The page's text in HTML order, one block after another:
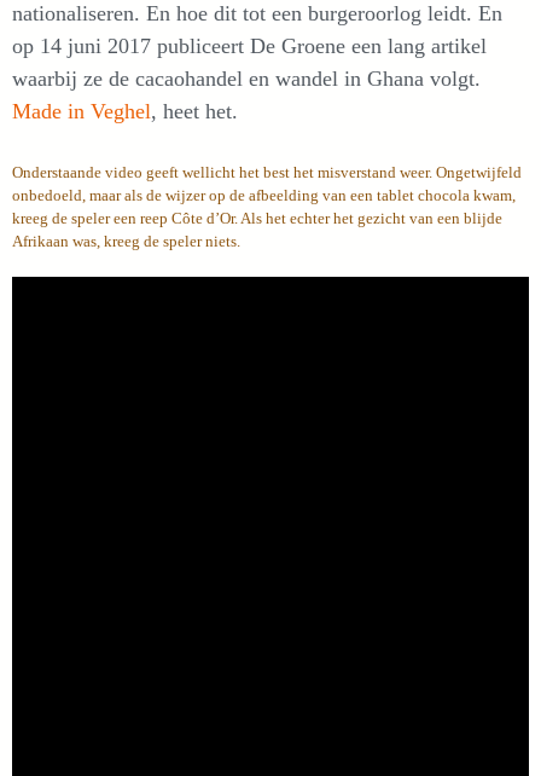
nationaliseren. En hoe dit tot een burgeroorlog leidt. En
op 14 juni 2017 publiceert De Groene een lang artikel
waarbij ze de cacaohandel en wandel in Ghana volgt.
Made in Veghel, heet het.
Onderstaande video geeft wellicht het best het misverstand weer. Ongetwijfeld
onbedoeld, maar als de wijzer op de afbeelding van een tablet chocola kwam,
kreeg de speler een reep Côte d’Or. Als het echter het gezicht van een blijde
Afrikaan was, kreeg de speler niets.